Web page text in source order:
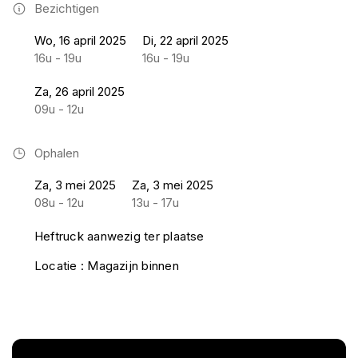
Bezichtigen
Wo, 16 april 2025
16u - 19u
Di, 22 april 2025
16u - 19u
Za, 26 april 2025
09u - 12u
Ophalen
Za, 3 mei 2025
08u - 12u
Za, 3 mei 2025
13u - 17u
Heftruck aanwezig ter plaatse
Locatie : Magazijn binnen